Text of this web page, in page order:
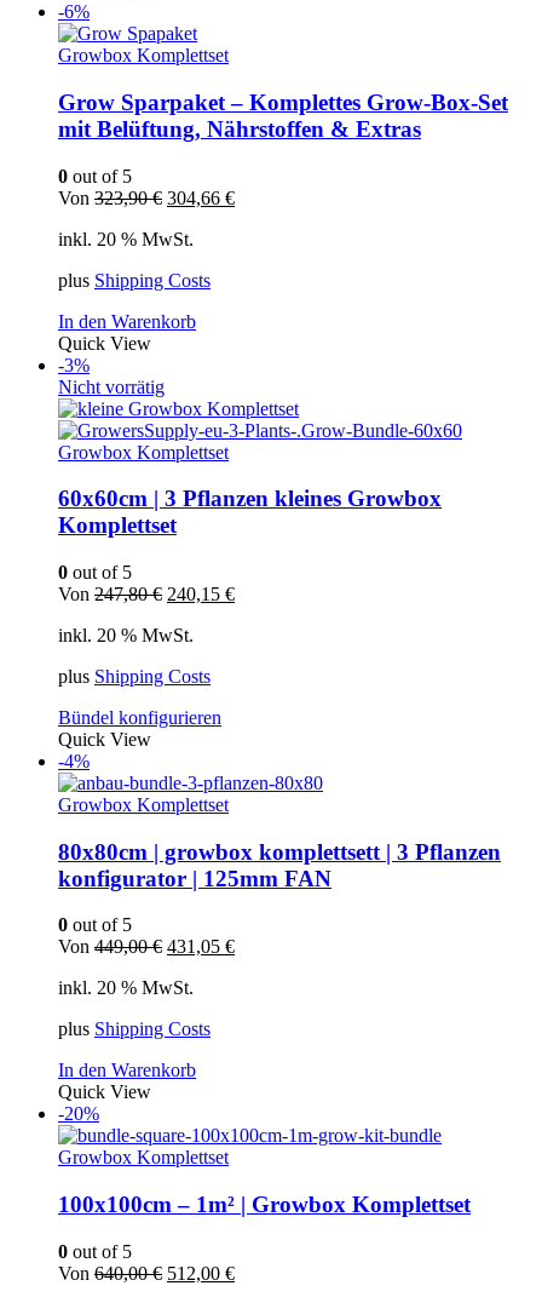
-6%
Growbox Komplettset
Grow Sparpaket – Komplettes Grow-Box-Set
mit Belüftung, Nährstoffen & Extras
0 out of 5
Von 323,90€ Ursprünglicher
war:
304,66 €Aktueller
inkl. 20 % MwSt.
plus Shipping Costs
In den Warenkorb
Quick View
-3%
Nicht vorrätig
Growbox Komplettset
60x60cm | 3 Pflanzen kleines Growbox
Komplettset
0 out of 5
Von 247,80€ Ursprünglicher
war:
240,15 €Aktueller
inkl. 20 % MwSt.
plus Shipping Costs
Bündel konfigurieren
Quick View
-4%
Growbox Komplettset
80x80cm | growbox komplettsett | 3 Pflanzen
konfigurator | 125mm FAN
0 out of 5
Von 449,00€ Ursprünglicher
war:
431,05 €Aktueller
inkl. 20 % MwSt.
plus Shipping Costs
In den Warenkorb
Quick View
-20%
Growbox Komplettset
100x100cm – 1m² | Growbox Komplettset
0 out of 5
Von 640,00€ Ursprünglicher
512,00 €Aktueller